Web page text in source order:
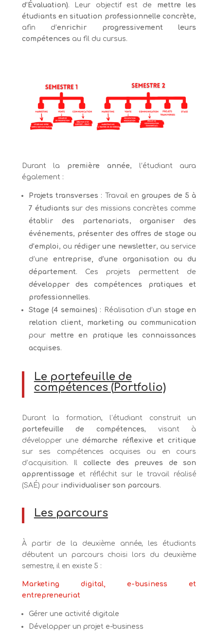
d’Évaluation). Leur objectif est de mettre les
étudiants en situation professionnelle concrète,
afin d’enrichir progressivement leurs
compétences au fil du cursus.
Durant la première année, l’étudiant aura
également :
Projets transverses : Travail engroupes de 5 à
7 étudiants sur des missions concrètes comme
établir des partenariats ,organiser des
événements, présenter des offres de stage ou
d’emploi , ou rédiger une newsletter, au service
d’une entreprise, d’une organisation ou du
département. Ces projets permettent de
développer des compétences pratiques et
professionnelles.
Stage (4 semaines) : Réalisation d’un stage en
relation client, marketing ou communication
pour mettre en pratique les connaissances
acquises.
Le portefeuille de
compétences (Portfolio)
Durant la formation, l’étudiant construit un
portefeuille de compétences, visant à
développer unedémarche réflexive et critique
sur ses compétences acquises ou en cours
d’acquisition. Il collecte des preuves de son
apprentissage et réfléchit sur le travail réalisé
(SAÉ) pour individualiser son parcours.
Les parcours
À partir de la deuxième année, les étudiants
débutent un parcours choisi lors du deuxième
semestre, il en existe 5 :
Marketing digital, e-business et
entrepreneuriat
Gérer une activité digitale
Développer un projet e-business